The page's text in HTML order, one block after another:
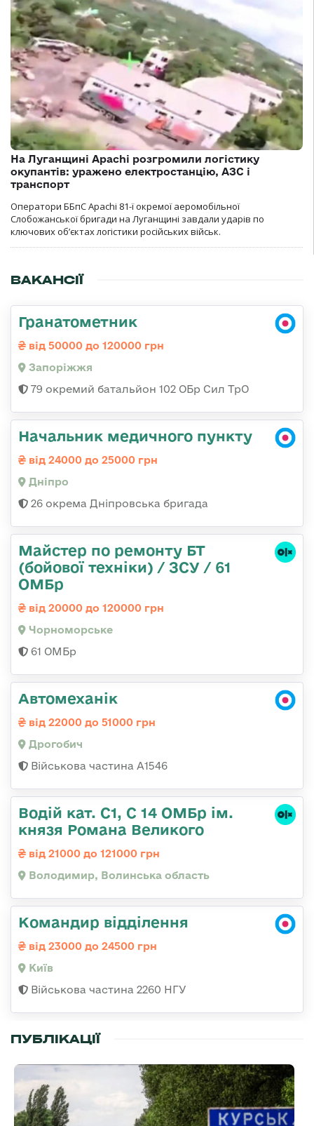
На Луганщині Apachi розгромили логістику
окупантів: уражено електростанцію, АЗС і
транспорт
Оператори ББпС Apachi 81-ї окремої аеромобільної
Слобожанської бригади на Луганщині завдали ударів по
ключових об’єктах логістики російських військ.
ВАКАНСІЇ
Гранатометник
від 50000 до 120000 грн
Запоріжжя
79 окремий батальйон 102 ОБр Сил ТрО
Начальник медичного пункту
від 24000 до 25000 грн
Дніпро
26 окрема Дніпровська бригада
Майстер по ремонту БТ
(бойової техніки) / ЗСУ / 61
ОМБр
від 20000 до 120000 грн
Чорноморське
61 ОМБр
Автомеханік
від 22000 до 51000 грн
Дрогобич
Військова частина А1546
Водій кат. С1, С 14 ОМБр ім.
князя Романа Великого
від 21000 до 121000 грн
Володимир, Волинська область
Командир відділення
від 23000 до 24500 грн
Київ
Військова частина 2260 НГУ
ПУБЛІКАЦІЇ